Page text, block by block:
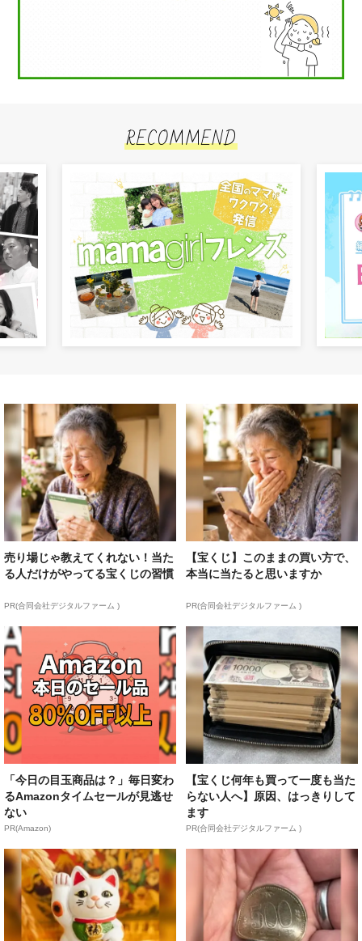
RECOMMEND
売り場じゃ教えてくれない！当た
る人だけがやってる宝くじの習慣
PR(合同会社デジタルファーム )
【宝くじ】このままの買い方で、
本当に当たると思いますか
PR(合同会社デジタルファーム )
「今日の目玉商品は？」毎日変わ
るAmazonタイムセールが見逃せ
ない
PR(Amazon)
【宝くじ何年も買って一度も当た
らない人へ】原因、はっきりして
ます
PR(合同会社デジタルファーム )